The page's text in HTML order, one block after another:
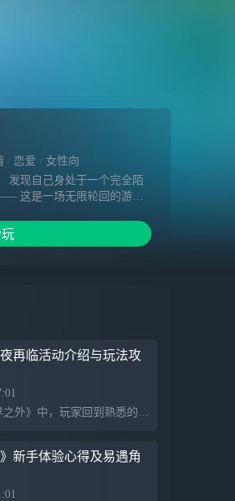
恋爱
女性向
发现自己身处于一个完全陌
这是一场无限轮回的游
喘息。 你的选择会是…… 扮
身份， 在不同的世界中完成
们也会一次又一次认出彼
是一场永恒的告别。”
再临活动介绍与玩法攻
在游戏《世界之外》中，玩家回到熟悉的校园，探索隐藏在黑暗中的怪事。特别活动「夏夜再临」将于5月6日正式开启，玩家需在校园中寻找异常源头，并与伙伴一起清除威胁。同时，活动期间还可享受复习功课的高效体验。新身份卡「破尘规」将上线，提升限时活动的感召概率。
》新手体验心得及易遇角